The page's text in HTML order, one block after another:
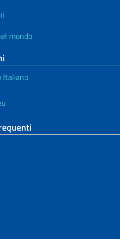
mondo
Italiano